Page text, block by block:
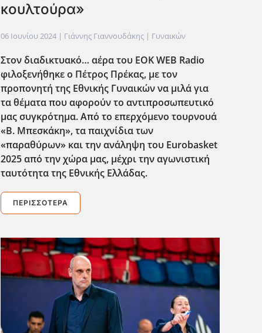
κουλτούρα»
06 Ιουνίου 2024| Γιάννης Γιαννουδάκης | Γυναικών
Στον διαδικτυακό… αέρα του EOKWEB Radio
φιλοξενήθηκε ο Πέτρος Πρέκας, με τον
προπονητή της Εθνικής Γυναικών να μιλά για
τα θέματα που αφορούν το αντιπροσωπευτικό
μας συγκρότημα. Από το επερχόμενο τουρνουά
«Β. Μπεσκάκη», τα παιχνίδια των
«παραθύρων» και την ανάληψη του Eurobasket
2025 από την χώρα μας, μέχρι την αγωνιστική
ταυτότητα της Εθνικής Ελλάδας.
ΠΕΡΙΣΣΌΤΕΡΑ